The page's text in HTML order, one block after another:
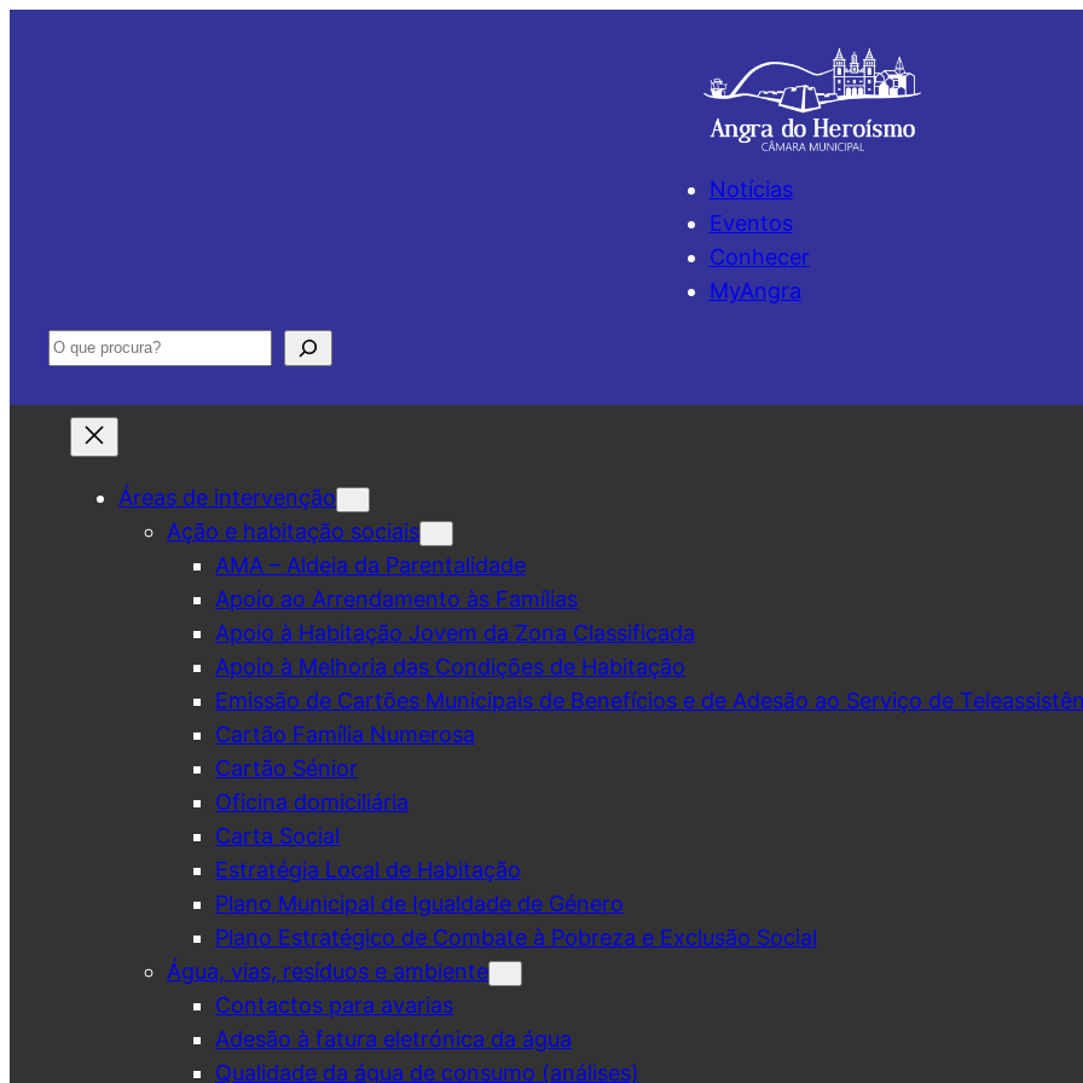
Notícias
Eventos
Conhecer
MyAngra
Pesquisar
Áreas de intervenção
Ação e habitação sociais
AMA – Aldeia da Parentalidade
Apoio ao Arrendamento às Famílias
Apoio à Habitação Jovem da Zona Classificada
Apoio à Melhoria das Condições de Habitação
Emissão de Cartões Municipais de Benefícios e de Adesão ao Serviço de
Cartão Família Numerosa
Cartão Sénior
Oficina domiciliária
Carta Social
Estratégia Local de Habitação
Plano Municipal de Igualdade de Género
Plano Estratégico de Combate à Pobreza e Exclusão Social
Água, vias, resíduos e ambiente
Contactos para avarias
Adesão à fatura eletrónica da água
Qualidade da água de consumo (análises)